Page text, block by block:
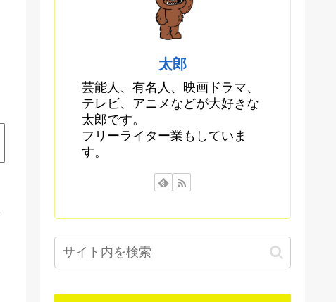
太郎
芸能人、有名人、映画ドラマ、
テレビ、アニメなどが大好きな
太郎です。
フリーライター業もしていま
す。